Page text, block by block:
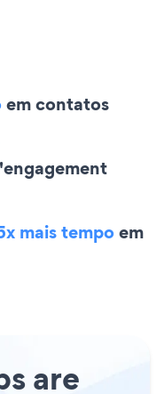
em contatos
mais tempoem
are